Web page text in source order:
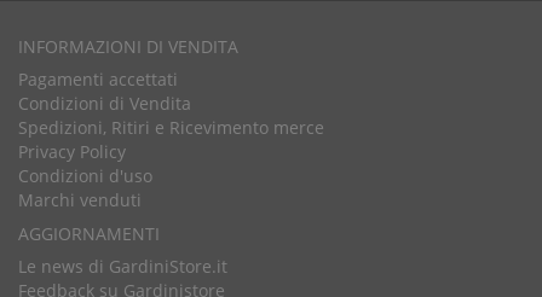
INFORMAZIONI DI VENDITA
Pagamenti accettati
Condizioni di Vendita
Spedizioni, Ritiri e Ricevimento merce
Privacy Policy
Condizioni d'uso
Marchi venduti
AGGIORNAMENTI
Le news di GardiniStore.it
Feedback su Gardinistore